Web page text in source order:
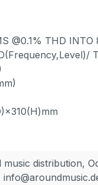
@0.1% THD INTO
music distribution,